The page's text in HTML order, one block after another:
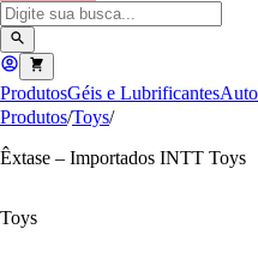
ProdutosGéis e Lubrificantes
Produtos/Toys/
Êxtase – Importados INTT Toys
Toys